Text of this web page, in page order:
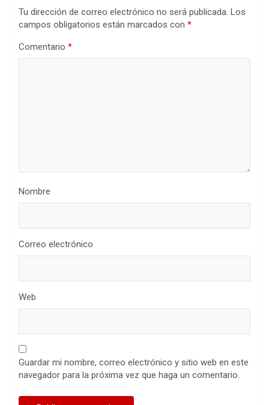
Tu dirección de correo electrónico no será publicada. Los
campos obligatorios están marcados con *
Comentario *
Nombre
Correo electrónico
Web
Guardar mi nombre, correo electrónico y sitio web en este
navegador para la próxima vez que haga un comentario.